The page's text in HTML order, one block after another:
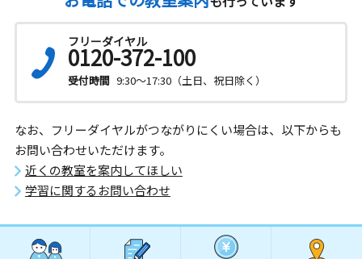
フリーダイヤル
0120-372-100
受付時間 9:30～17:30（土日、祝日除く）
なお、フリーダイヤルがつながりにくい場合は、以下からも
お問い合わせいただけます。
近くの教室を案内してほしい
学習に関するお問い合わせ